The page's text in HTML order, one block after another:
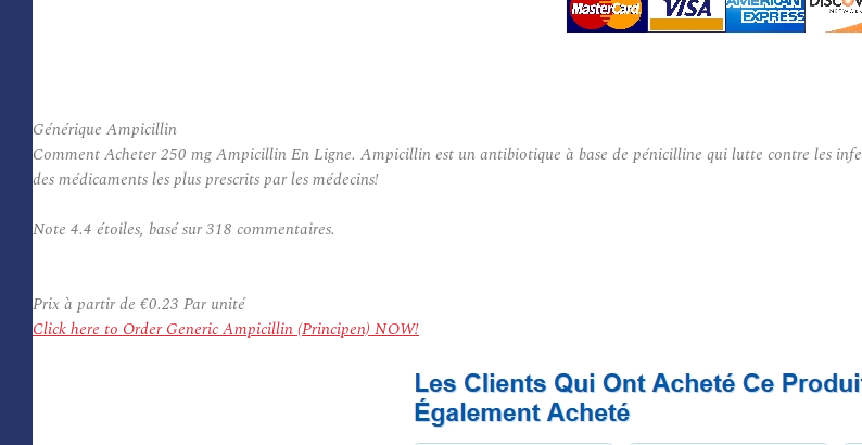
Générique Ampicillin
Comment Acheter 250 mg Ampicillin En Ligne. Ampicillin est un antibiotique à base de pénicilline qui lutte contre les
des médicaments les plus prescrits par les médecins!
Note 4.4 étoiles, basé sur318 commentaires.
Prix à partir de €0.23 Par unité
Click here to Order Generic Ampicillin (Principen) NOW!